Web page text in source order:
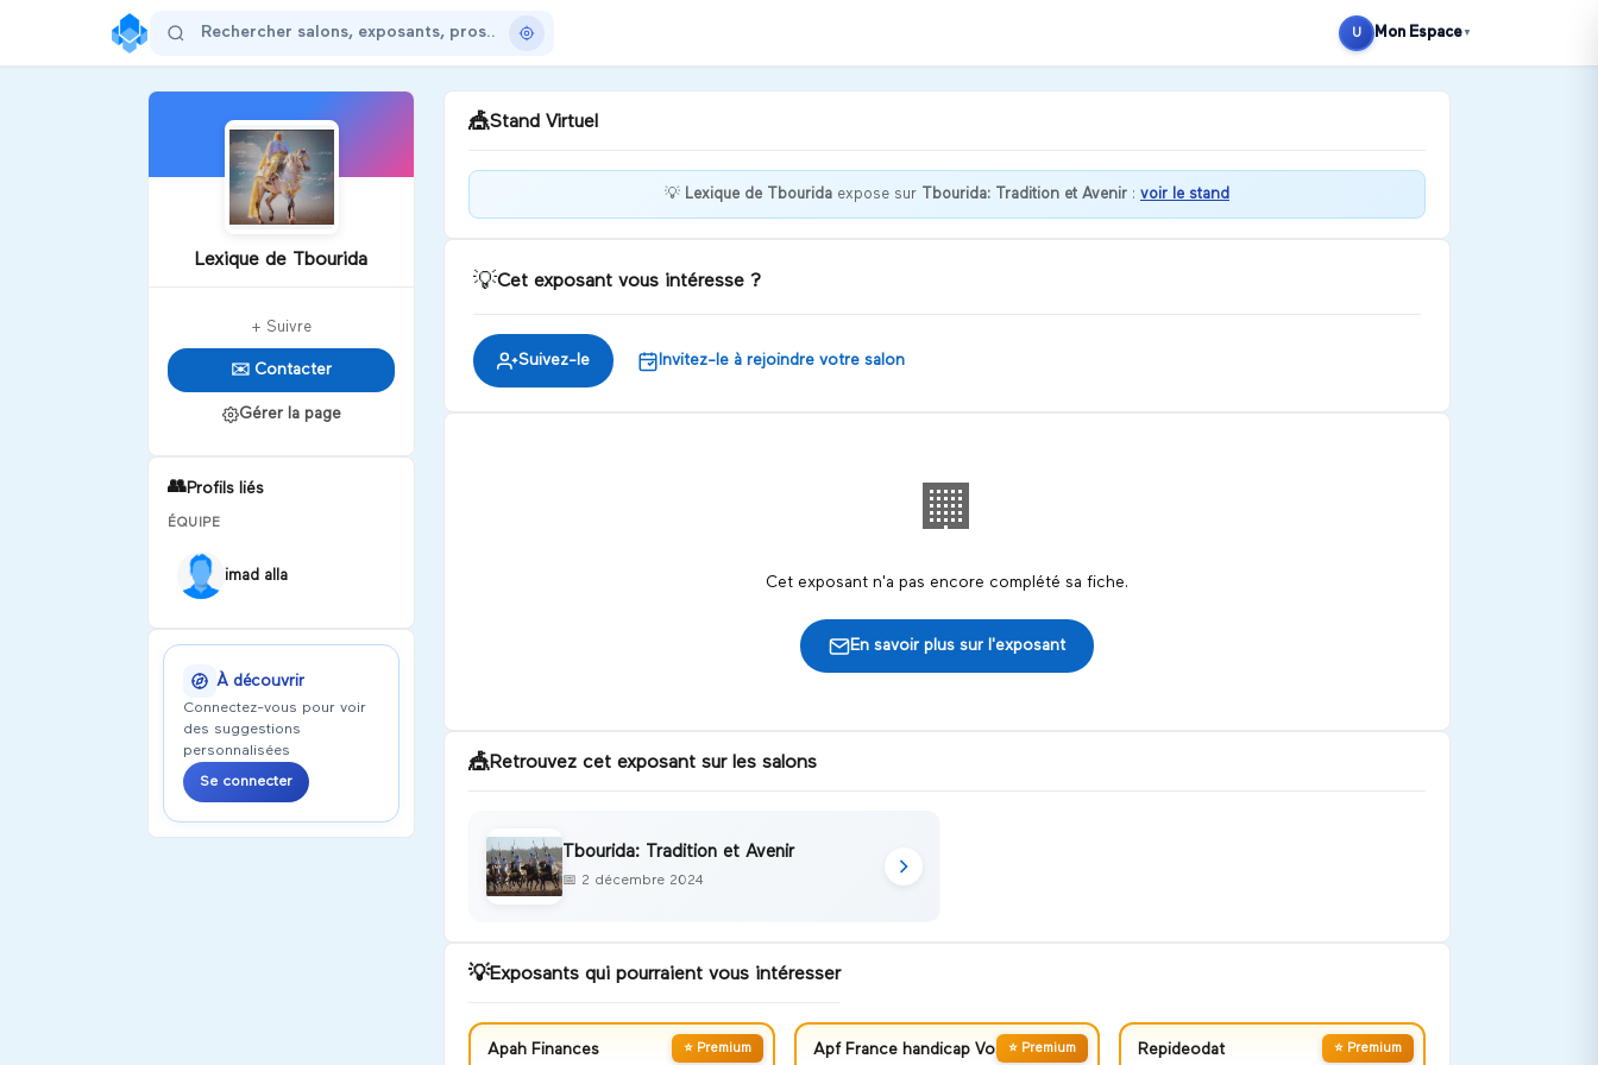
U Mon Espace ▼
Lexique de Tbourida
+ Suivre
✉️ Contacter
Gérer la page
👥Profils liés
ÉQUIPE
imad alla
À découvrir
Connectez-vous pour voir
des suggestions
personnalisées
Se connecter
🎪Stand Virtuel
font vibre
💡 Lexique de Tbourida expose sur Tbourida: Tradition et Avenir : voir le stand
💡Cet exposant vous intéresse ?
Suivez-le Invitez-le à rejoindre votre salon
🏢
Cet exposant n'a pas encore complété sa fiche.
En savoir plus sur l'exposant
🎪Retrouvez cet exposant sur les salons
Tbourida: Tradition et Avenir
📅 2 décembre 2024
💡Exposants qui pourraient vous intéresser
⭐ Premium
Apah Finances ⭐ Premium
Apf France handicap Vosges ⭐ Premium
Repideodat